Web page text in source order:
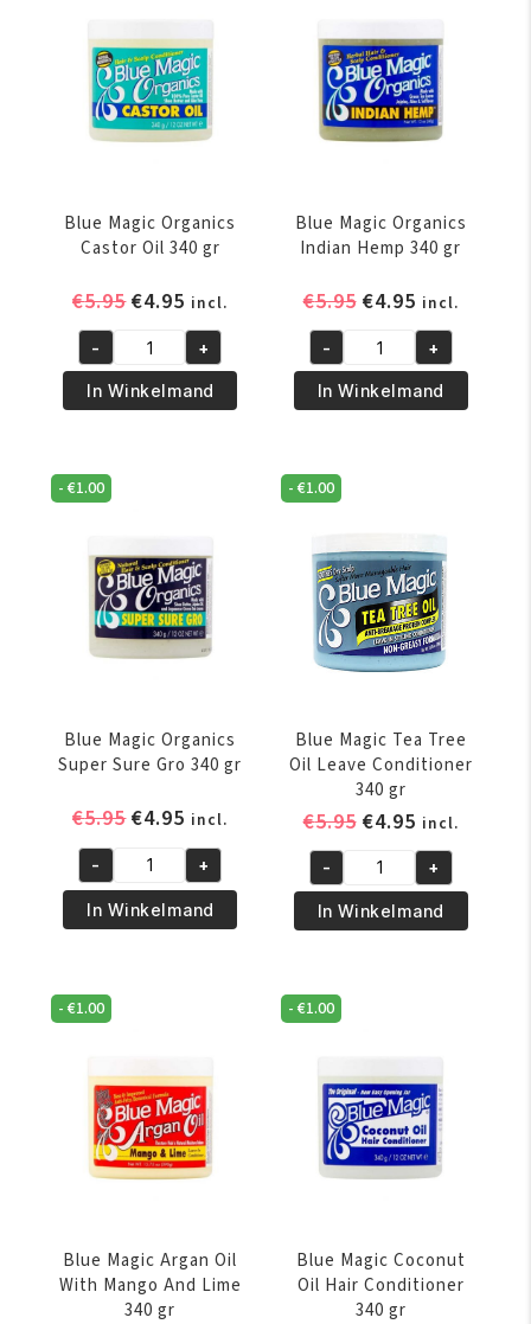
340
gr
aantal
Conditioner
340
gr
aantal
Blue Magic Organics
Castor Oil 340 gr
€5.95Oorspronkelijke
was:
€5.95.
€4.95 Huidige
prijs
is:
€4.95.
incl.
Blue
Magic
Organics
Oil
340
aantal
- +
In Winkelmand
Blue Magic Organics
Indian Hemp 340 gr
€5.95 Oorspronkelijke
was:
€5.95.
€4.95Huidige
prijs
is:
€4.95.
incl.
Blue
Magic
Organics
Hemp
340
aantal
- +
In Winkelmand
-€1.00
Blue Magic Organics
Super Sure Gro 340 gr
€5.95Oorspronkelijke
was:
€5.95.
€4.95 Huidige
prijs
is:
€4.95.
incl.
Blue
Magic
Organics
Sure
Gro
gr
aantal
- +
In Winkelmand
-€1.00
Blue Magic Tea Tree
Oil Leave Conditioner
340 gr
€5.95 Oorspronkelijke
was:
€5.95.
€4.95Huidige
prijs
is:
€4.95.
incl.
Blue
Magic
Tea
Oil
Leave
340
gr
aantal
- +
In Winkelmand
-€1.00
Blue Magic Argan Oil
With Mango And Lime
340 gr
-€1.00
Blue Magic Coconut
Oil Hair Conditioner
340 gr